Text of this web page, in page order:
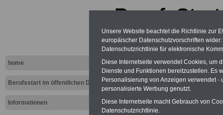
home
Berufsstart im öffentlichen Dienst
Informationen
Aßlar -
bildet zwei
aus
Unsere Website beachtet die Richtlinie zur
europäischer Datenschutzvorschriften
Datenschutzrichtlinie für elektronische
Diese Internetseite verwendet Cookies, um
Dienste und Funktionen bereitzustellen. Es
Personalisierung von Anzeigen verwendet
personalisierte Werbung genutzt.
Diese Internetseite macht Gebrauch von
Datenschutzrichtlinie.